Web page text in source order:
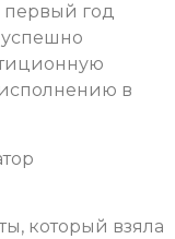
год
в
который взяла